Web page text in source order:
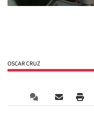
OSCAR CRUZ